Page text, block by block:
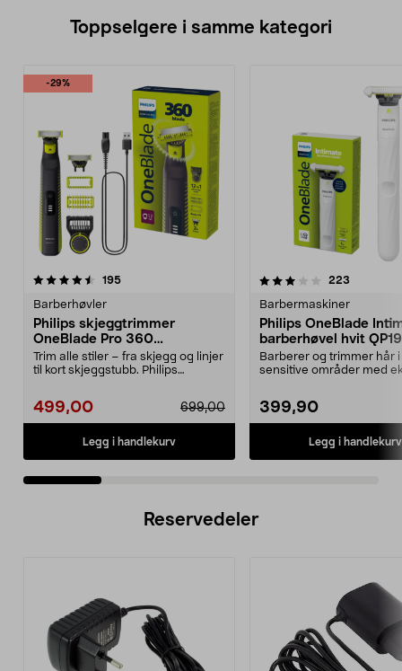
Toppselgere i samme kategori
-29%
195anmeldelser
Barberhøvler
Philips skjeggtrimmer
OneBlade Pro 360
QP6507/23
Trim alle stiler – fra skjegg og linjer
til kort skjeggstubb. Philips
499,00 699,00
Legg i handlekurv
3.5 av 5 stjerner 223
Barbermaskiner
Philips OneBlade
barberhøvel hvit
Barberer og trimmer hår i
sensitive områder med
399,90
Legg i handlekurv
4.0 av 5 stjerner
Reservedeler